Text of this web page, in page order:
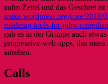
aufm Zettel und das Geschrei ist
make.wordpress.org/core/2018/
roadmap-tools-for-gdpr-
gab es in der Gruppe auch etwas
progressive-web-apps, das
ansehen.
Calls